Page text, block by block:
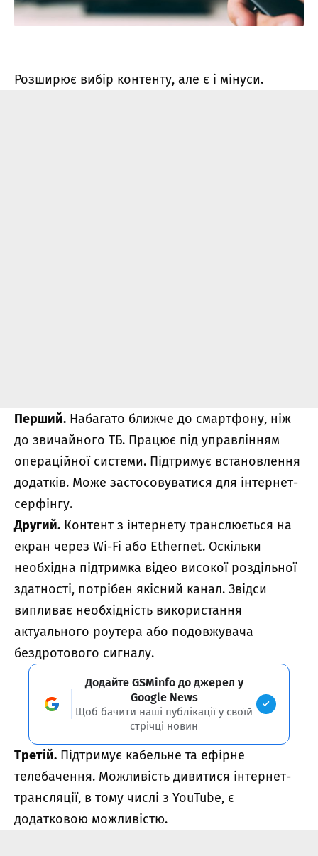
Розширює вибір контенту, але є і мінуси.
Перший. Набагато ближче до смартфону, ніж
до звичайного ТБ. Працює під управлінням
операційної системи. Підтримує встановлення
додатків. Може застосовуватися для інтернет-
серфінгу.
Другий. Контент з інтернету транслюється на
екран через Wi-Fi або Ethernet. Оскільки
необхідна підтримка відео високої роздільної
здатності, потрібен якісний канал. Звідси
випливає необхідність використання
актуального роутера або подовжувача
бездротового сигналу.
Додайте GSMinfo до джерел у
Google News
Щоб бачити наші публікації у своїй
стрічці новин
Третій. Підтримує кабельне та ефірне
телебачення. Можливість дивитися інтернет-
трансляції, в тому числі з YouTube, є
додатковою можливістю.